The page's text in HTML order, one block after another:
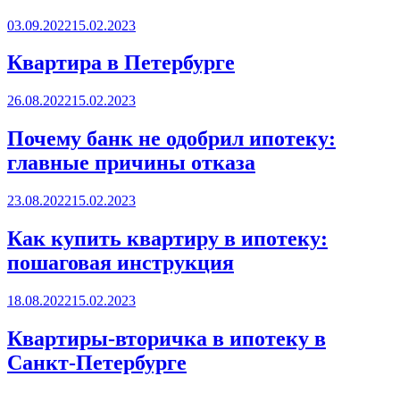
Posted
03.09.202215.02.2023
Квартира в Петербурге
Posted
26.08.202215.02.2023
Почему банк не одобрил ипотеку:
главные причины отказа
Posted
23.08.202215.02.2023
Как купить квартиру в ипотеку:
пошаговая инструкция
Posted
18.08.202215.02.2023
Квартиры-вторичка в ипотеку в
Санкт-Петербурге